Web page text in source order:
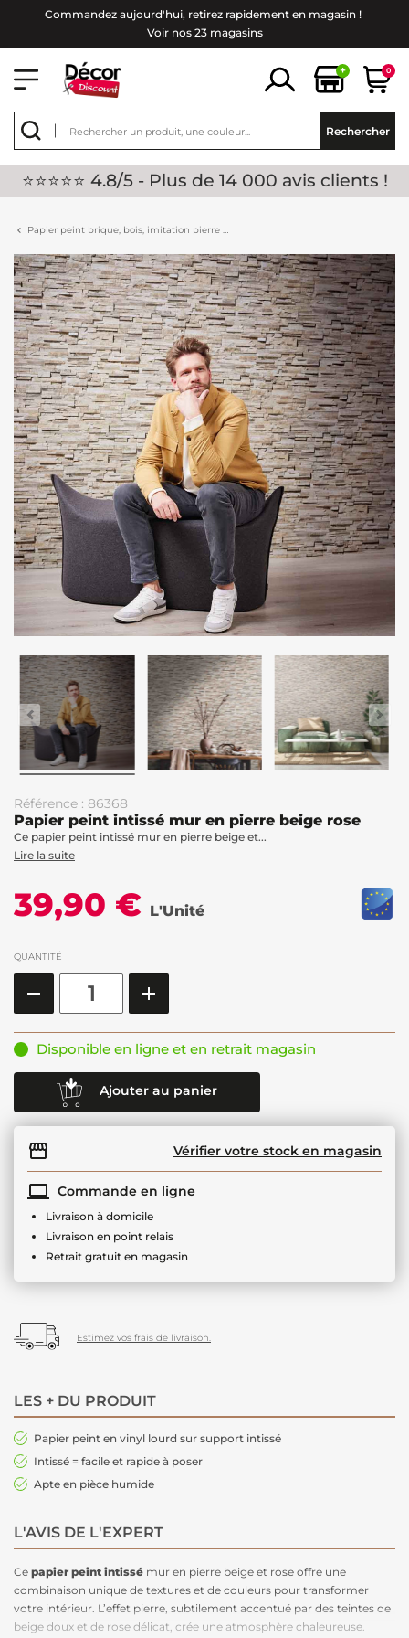
Commandez aujourd'hui, retirez rapidement en magasin !
Voir nos 23 magasins
+ 0
Rechercher
⭐⭐⭐⭐⭐ 4.8/5 - Plus de 14 000 avis clients !
Papier peint brique, bois, imitation pierre …
Référence : 86368
Papier peint intissé mur en pierre beige rose
Ce papier peint intissé mur en pierre beige et...
Lire la suite
39,90 € L'Unité
QUANTITÉ
Disponible en ligne et en retrait magasin
Ajouter au panier
Vérifier votre stock en magasin
Commande en ligne
Livraison à domicile
Livraison en point relais
Retrait gratuit en magasin
Estimez vos frais de livraison.
LES + DU PRODUIT
Papier peint en vinyl lourd sur support intissé
Intissé = facile et rapide à poser
Apte en pièce humide
L'AVIS DE L'EXPERT
Ce papier peint intissé mur en pierre beige et rose offre une
combinaison unique de textures et de couleurs pour transformer
votre intérieur. L’effet pierre, subtilement accentué par des teintes de
beige doux et de rose délicat, crée une atmosphère chaleureuse.